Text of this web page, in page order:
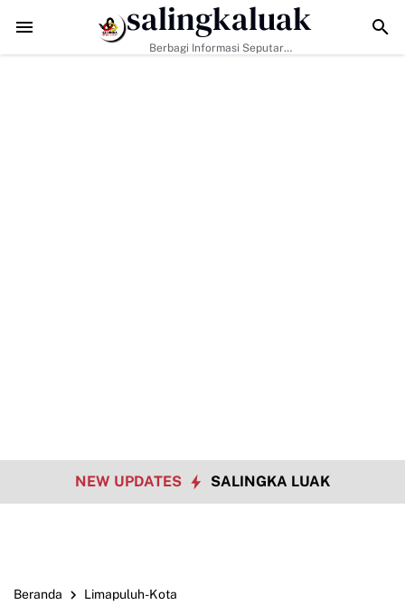
Masyarakat Perkuat Nilai Empat Pilar MPR RI TMMD ke-129
salingkaluak
Berbagi Informasi Seputar
NEW UPDATES SALINGKA LUAK
Beranda Limapuluh-Kota